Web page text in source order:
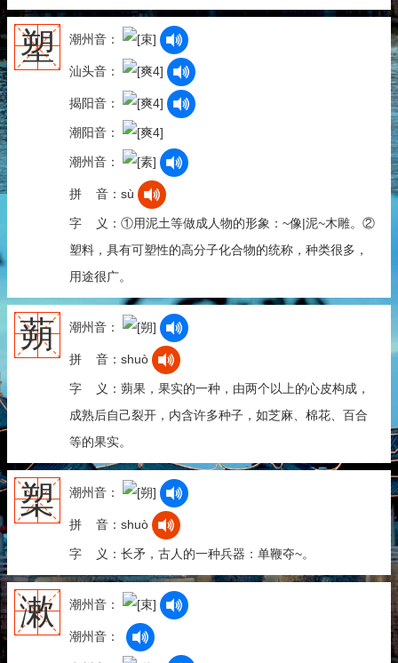
塑 潮州音：
汕头音：
揭阳音：
潮阳音：
潮州音：
拼 音：sù
字 义：①用泥土等做成人物的形象：~像|泥~木雕。②
塑料，具有可塑性的高分子化合物的统称，种类很多，
用途很广。
蒴 潮州音：
拼 音：shuò
字 义：蒴果，果实的一种，由两个以上的心皮构成，
成熟后自己裂开，内含许多种子，如芝麻、棉花、百合
等的果实。
槊 潮州音：
拼 音：shuò
字 义：长矛，古人的一种兵器：单鞭夺~。
漱 潮州音：
潮州音：